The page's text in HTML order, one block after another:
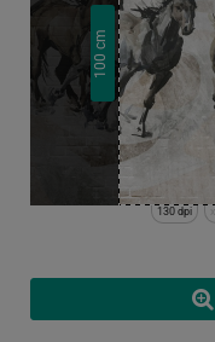
100
cm
130 dpi